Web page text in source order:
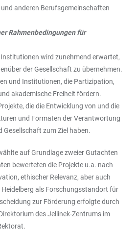
anderen Berufsgemeinschaften
Rahmenbedingungen für
wird zunehmend erwartet,
der Gesellschaft zu übernehmen.
und Institutionen, die Partizipation,
akademische Freiheit fördern.
die die Entwicklung von und die
und Formaten der Verantwortung
Gesellschaft zum Ziel haben.
auf Grundlage zweier Gutachten
bewerteten die Projekte u.a. nach
ethischer Relevanz, aber auch
als Forschungsstandort für
zur Förderung erfolgte durch
des Jellinek-Zentrums im